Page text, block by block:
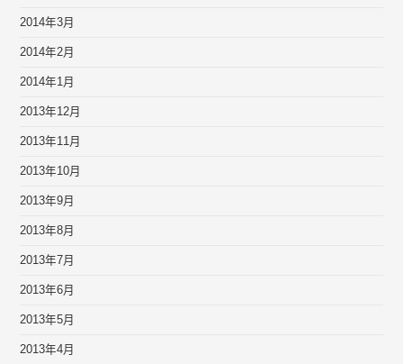
2014年3月
2014年2月
2014年1月
2013年12月
2013年11月
2013年10月
2013年9月
2013年8月
2013年7月
2013年6月
2013年5月
2013年4月